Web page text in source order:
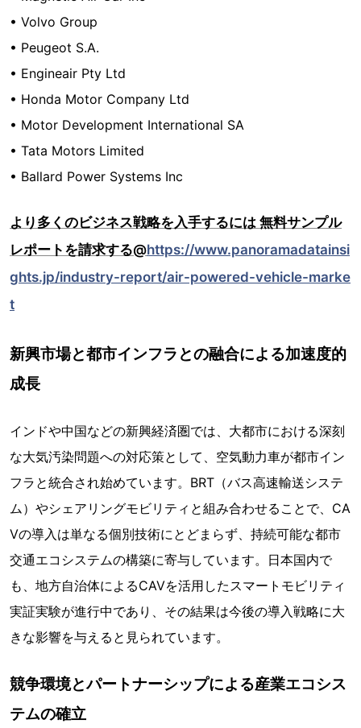
• Volvo Group
• Peugeot S.A.
• Engineair Pty Ltd
• Honda Motor Company Ltd
• Motor Development International SA
• Tata Motors Limited
• Ballard Power Systems Inc
より多くのビジネス戦略を入手するには 無料サンプル
レポートを請求する@https://www.panoramadatainsi
ghts.jp/industry-report/air-powered-vehicle-marke
t
新興市場と都市インフラとの融合による加速度的
成長
インドや中国などの新興経済圏では、大都市における深刻
な大気汚染問題への対応策として、空気動力車が都市イン
フラと統合され始めています。BRT（バス高速輸送システ
ム）やシェアリングモビリティと組み合わせることで、CA
Vの導入は単なる個別技術にとどまらず、持続可能な都市
交通エコシステムの構築に寄与しています。日本国内で
も、地方自治体によるCAVを活用したスマートモビリティ
実証実験が進行中であり、その結果は今後の導入戦略に大
きな影響を与えると見られています。
競争環境とパートナーシップによる産業エコシス
テムの確立